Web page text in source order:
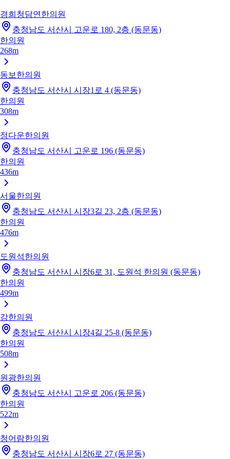
경희청담연한의원
충청남도 서산시 고운로 180, 2층 (동문동)
한의원
268m
동보한의원
충청남도 서산시 시장1로 4 (동문동)
한의원
308m
정다운한의원
충청남도 서산시 고운로 196 (동문동)
한의원
436m
서울한의원
충청남도 서산시 시장3길 23, 2층 (동문동)
한의원
476m
도원석한의원
충청남도 서산시 시장6로 31, 도원석 한의원 (동문동)
한의원
499m
강한의원
충청남도 서산시 시장4길 25-8 (동문동)
한의원
508m
원광한의원
충청남도 서산시 고운로 206 (동문동)
한의원
522m
청어람한의원
충청남도 서산시 시장6로 27 (동문동)